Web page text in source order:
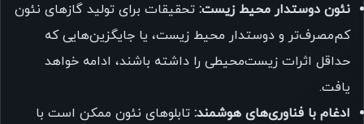
نئون دوستدار محیط زیست: تحقیقات برای تولید گازهای نئون
کم‌مصرف‌تر و دوستدار محیط زیست، یا جایگزین‌هایی که
حداقل اثرات زیست‌محیطی را داشته باشند، ادامه خواهد
یافت.
ادغام با فناوری‌های هوشمند: تابلوهای نئون ممکن است با